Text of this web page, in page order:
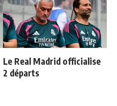
Le Real Madrid officialise
2 départs